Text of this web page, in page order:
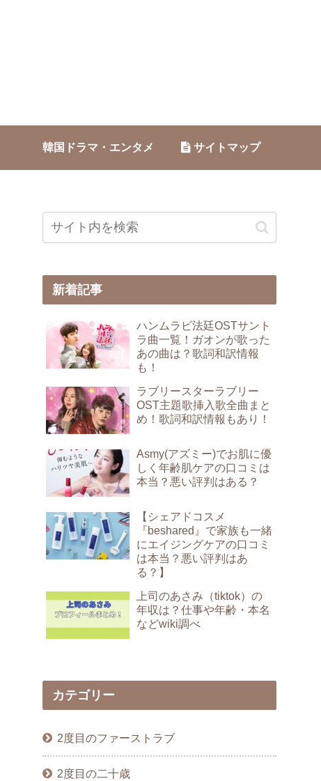
韓国ドラマ・エンタメ サイトマップ
新着記事
ハンムラビ法廷OSTサント
ラ曲一覧！ガオンが歌った
あの曲は？歌詞和訳情報
も！
ラブリースターラブリー
OST主題歌挿入歌全曲まと
め！歌詞和訳情報もあり！
Asmy(アズミー)でお肌に優
しく年齢肌ケアの口コミは
本当？悪い評判はある？
【シェアドコスメ
『beshared』で家族も一緒
にエイジングケアの口コミ
は本当？悪い評判はあ
る？】
上司のあさみ（tiktok）の
年収は？仕事や年齢・本名
などwiki調べ
カテゴリー
2度目のファーストラブ
2度目の二十歳